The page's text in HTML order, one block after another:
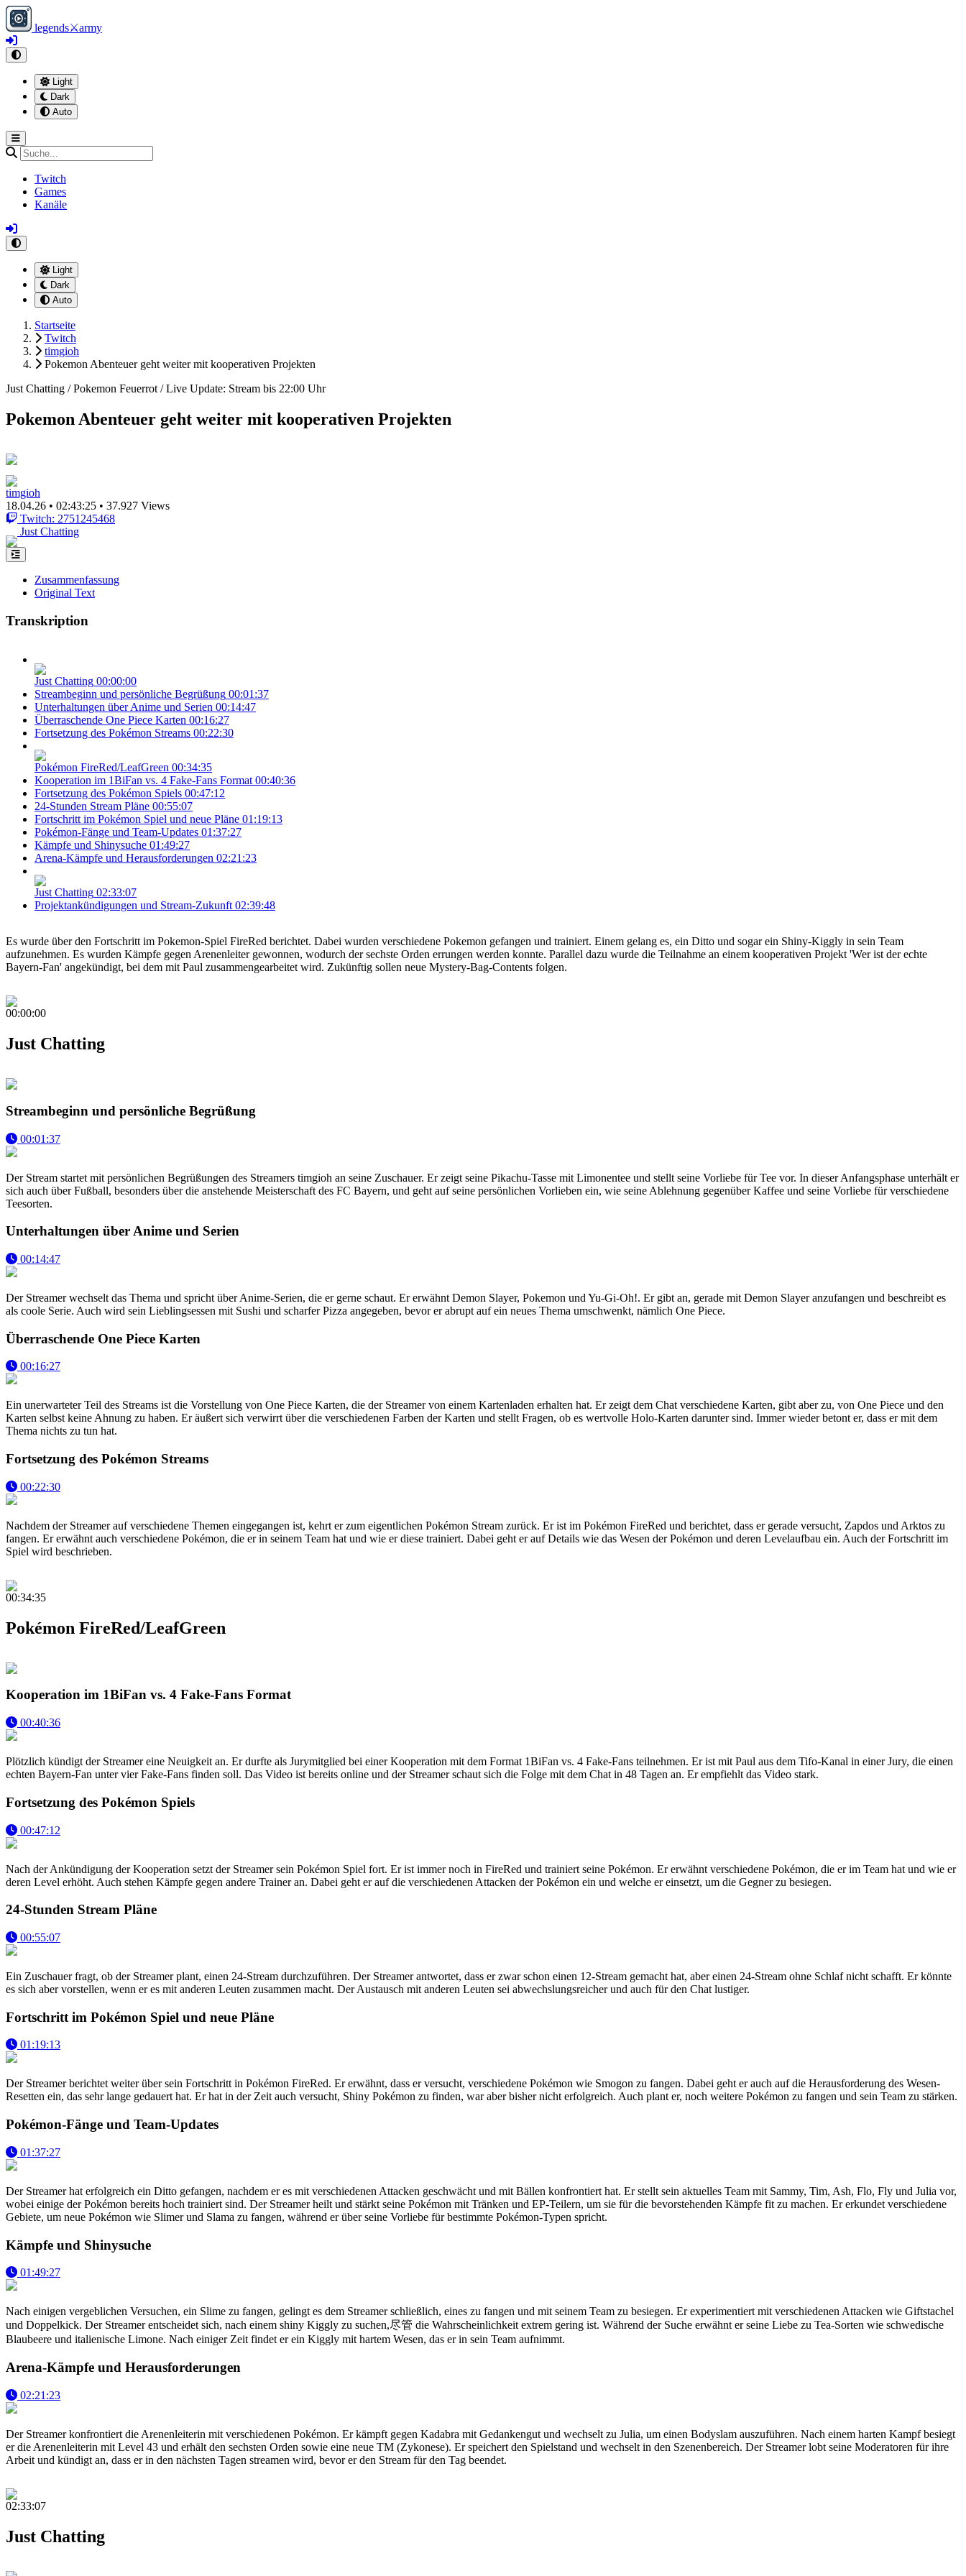
legends⚔army
Light
Dark
Auto
Twitch
Games
Kanäle
Light
Dark
Auto
Startseite
Twitch
timgioh
Pokemon Abenteuer geht weiter mit kooperativen Projekten
Just Chatting / Pokemon Feuerrot / Live Update: Stream bis 22:00 Uhr
Pokemon Abenteuer geht weiter mit kooperativen Projekten
timgioh
18.04.26 • 02:43:25 • 37.927 Views
Twitch: 2751245468
Just Chatting
Zusammenfassung
Original Text
Transkription
Just Chatting 00:00:00
Streambeginn und persönliche Begrüßung 00:01:37
Unterhaltungen über Anime und Serien 00:14:47
Überraschende One Piece Karten 00:16:27
Fortsetzung des Pokémon Streams 00:22:30
Pokémon FireRed/LeafGreen 00:34:35
Kooperation im 1BiFan vs. 4 Fake-Fans Format 00:40:36
Fortsetzung des Pokémon Spiels 00:47:12
24-Stunden Stream Pläne 00:55:07
Fortschritt im Pokémon Spiel und neue Pläne 01:19:13
Pokémon-Fänge und Team-Updates 01:37:27
Kämpfe und Shinysuche 01:49:27
Arena-Kämpfe und Herausforderungen 02:21:23
Just Chatting 02:33:07
Projektankündigungen und Stream-Zukunft 02:39:48
Es wurde über den Fortschritt im Pokemon-Spiel FireRed berichtet. Dabei wurden verschiedene Pokemon gefangen und trainiert. Einem gelang es, ein Ditto und sogar ein Shiny-Kiggly in sein Team
aufzunehmen. Es wurden Kämpfe gegen Arenenleiter gewonnen, wodurch der sechste Orden errungen werden konnte. Parallel dazu wurde die Teilnahme an einem kooperativen Projekt 'Wer ist der echte
Bayern-Fan' angekündigt, bei dem mit Paul zusammengearbeitet wird. Zukünftig sollen neue Mystery-Bag-Contents folgen.
00:00:00
Just Chatting
Streambeginn und persönliche Begrüßung
00:01:37
Der Stream startet mit persönlichen Begrüßungen des Streamers timgioh an seine Zuschauer. Er zeigt seine Pikachu-Tasse mit Limonentee und stellt seine Vorliebe für Tee vor. In dieser Anfangsphase unterhält er
sich auch über Fußball, besonders über die anstehende Meisterschaft des FC Bayern, und geht auf seine persönlichen Vorlieben ein, wie seine Ablehnung gegenüber Kaffee und seine Vorliebe für verschiedene
Teesorten.
Unterhaltungen über Anime und Serien
00:14:47
Der Streamer wechselt das Thema und spricht über Anime-Serien, die er gerne schaut. Er erwähnt Demon Slayer, Pokemon und Yu-Gi-Oh!. Er gibt an, gerade mit Demon Slayer anzufangen und beschreibt es
als coole Serie. Auch wird sein Lieblingsessen mit Sushi und scharfer Pizza angegeben, bevor er abrupt auf ein neues Thema umschwenkt, nämlich One Piece.
Überraschende One Piece Karten
00:16:27
Ein unerwarteter Teil des Streams ist die Vorstellung von One Piece Karten, die der Streamer von einem Kartenladen erhalten hat. Er zeigt dem Chat verschiedene Karten, gibt aber zu, von One Piece und den
Karten selbst keine Ahnung zu haben. Er äußert sich verwirrt über die verschiedenen Farben der Karten und stellt Fragen, ob es wertvolle Holo-Karten darunter sind. Immer wieder betont er, dass er mit dem
Thema nichts zu tun hat.
Fortsetzung des Pokémon Streams
00:22:30
Nachdem der Streamer auf verschiedene Themen eingegangen ist, kehrt er zum eigentlichen Pokémon Stream zurück. Er ist im Pokémon FireRed und berichtet, dass er gerade versucht, Zapdos und Arktos zu
fangen. Er erwähnt auch verschiedene Pokémon, die er in seinem Team hat und wie er diese trainiert. Dabei geht er auf Details wie das Wesen der Pokémon und deren Levelaufbau ein. Auch der Fortschritt im
Spiel wird beschrieben.
00:34:35
Pokémon FireRed/LeafGreen
Kooperation im 1BiFan vs. 4 Fake-Fans Format
00:40:36
Plötzlich kündigt der Streamer eine Neuigkeit an. Er durfte als Jurymitglied bei einer Kooperation mit dem Format 1BiFan vs. 4 Fake-Fans teilnehmen. Er ist mit Paul aus dem Tifo-Kanal in einer Jury, die einen
echten Bayern-Fan unter vier Fake-Fans finden soll. Das Video ist bereits online und der Streamer schaut sich die Folge mit dem Chat in 48 Tagen an. Er empfiehlt das Video stark.
Fortsetzung des Pokémon Spiels
00:47:12
Nach der Ankündigung der Kooperation setzt der Streamer sein Pokémon Spiel fort. Er ist immer noch in FireRed und trainiert seine Pokémon. Er erwähnt verschiedene Pokémon, die er im Team hat und wie er
deren Level erhöht. Auch stehen Kämpfe gegen andere Trainer an. Dabei geht er auf die verschiedenen Attacken der Pokémon ein und welche er einsetzt, um die Gegner zu besiegen.
24-Stunden Stream Pläne
00:55:07
Ein Zuschauer fragt, ob der Streamer plant, einen 24-Stream durchzuführen. Der Streamer antwortet, dass er zwar schon einen 12-Stream gemacht hat, aber einen 24-Stream ohne Schlaf nicht schafft. Er könnte
es sich aber vorstellen, wenn er es mit anderen Leuten zusammen macht. Der Austausch mit anderen Leuten sei abwechslungsreicher und auch für den Chat lustiger.
Fortschritt im Pokémon Spiel und neue Pläne
01:19:13
Der Streamer berichtet weiter über sein Fortschritt in Pokémon FireRed. Er erwähnt, dass er versucht, verschiedene Pokémon wie Smogon zu fangen. Dabei geht er auch auf die Herausforderung des Wesen-
Resetten ein, das sehr lange gedauert hat. Er hat in der Zeit auch versucht, Shiny Pokémon zu finden, war aber bisher nicht erfolgreich. Auch plant er, noch weitere Pokémon zu fangen und sein Team zu stärken.
Pokémon-Fänge und Team-Updates
01:37:27
Der Streamer hat erfolgreich ein Ditto gefangen, nachdem er es mit verschiedenen Attacken geschwächt und mit Bällen konfrontiert hat. Er stellt sein aktuelles Team mit Sammy, Tim, Ash, Flo, Fly und Julia vor,
wobei einige der Pokémon bereits hoch trainiert sind. Der Streamer heilt und stärkt seine Pokémon mit Tränken und EP-Teilern, um sie für die bevorstehenden Kämpfe fit zu machen. Er erkundet verschiedene
Gebiete, um neue Pokémon wie Slimer und Slama zu fangen, während er über seine Vorliebe für bestimmte Pokémon-Typen spricht.
Kämpfe und Shinysuche
01:49:27
Nach einigen vergeblichen Versuchen, ein Slime zu fangen, gelingt es dem Streamer schließlich, eines zu fangen und mit seinem Team zu besiegen. Er experimentiert mit verschiedenen Attacken wie Giftstachel
und Doppelkick. Der Streamer entscheidet sich, nach einem shiny Kiggly zu suchen,尽管 die Wahrscheinlichkeit extrem gering ist. Während der Suche erwähnt er seine Liebe zu Tea-Sorten wie schwedische
Blaubeere und italienische Limone. Nach einiger Zeit findet er ein Kiggly mit hartem Wesen, das er in sein Team aufnimmt.
Arena-Kämpfe und Herausforderungen
02:21:23
Der Streamer konfrontiert die Arenenleiterin mit verschiedenen Pokémon. Er kämpft gegen Kadabra mit Gedankengut und wechselt zu Julia, um einen Bodyslam auszuführen. Nach einem harten Kampf besiegt
er die Arenenleiterin mit Level 43 und erhält den sechsten Orden sowie eine neue TM (Zykonese). Er speichert den Spielstand und wechselt in den Szenenbereich. Der Streamer lobt seine Moderatoren für ihre
Arbeit und kündigt an, dass er in den nächsten Tagen streamen wird, bevor er den Stream für den Tag beendet.
02:33:07
Just Chatting